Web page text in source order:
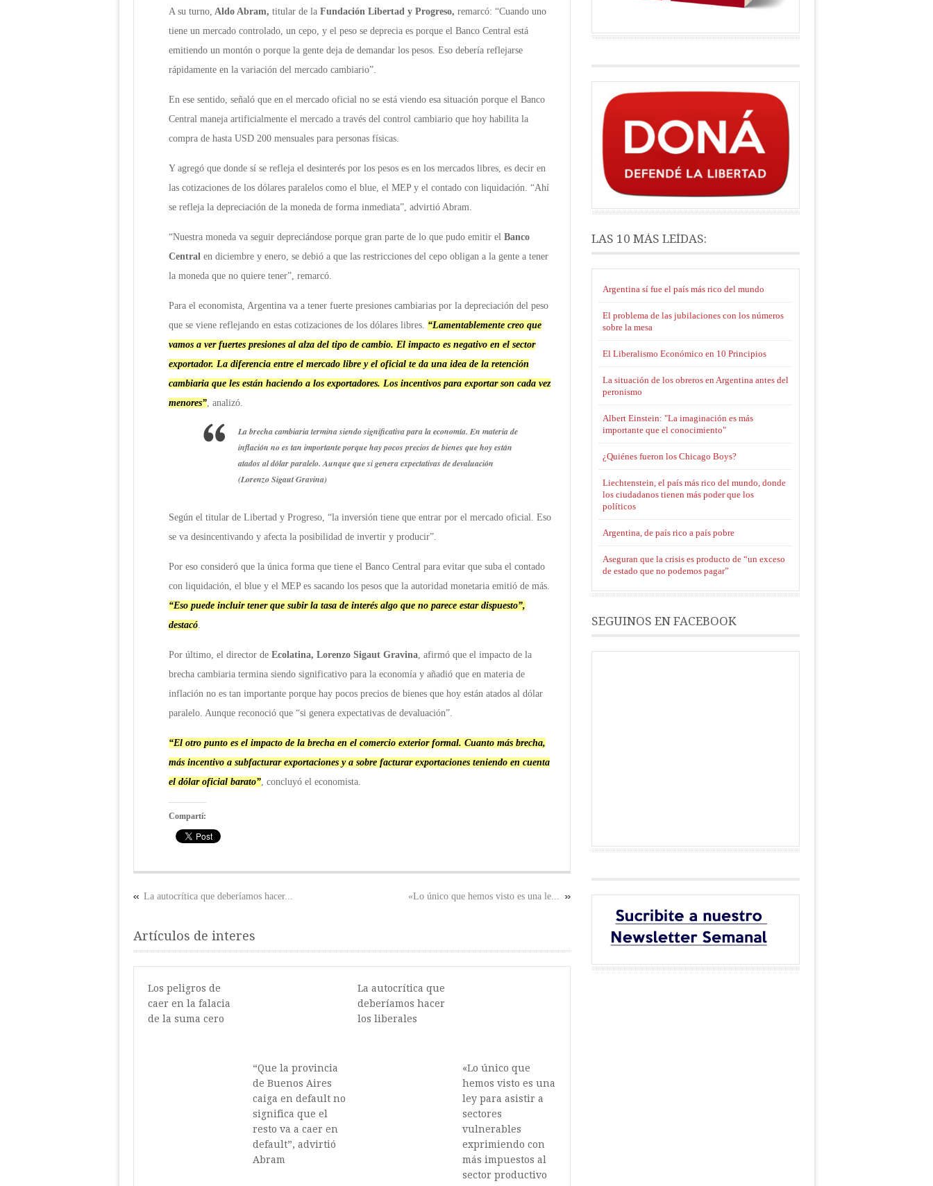
A su turno, Aldo Abram, titular de la Fundación Libertad y Progreso, remarcó: “Cuando uno
tiene un mercado controlado, un cepo, y el peso se deprecia es porque el Banco Central está
emitiendo un montón o porque la gente deja de demandar los pesos. Eso debería reflejarse
rápidamente en la variación del mercado cambiario”.
En ese sentido, señaló que en el mercado oficial no se está viendo esa situación porque el Banco
Central maneja artificialmente el mercado a través del control cambiario que hoy habilita la
compra de hasta USD 200 mensuales para personas físicas.
Y agregó que donde sí se refleja el desinterés por los pesos es en los mercados libres, es decir en
las cotizaciones de los dólares paralelos como el blue, el MEP y el contado con liquidación. “Ahí
se refleja la depreciación de la moneda de forma inmediata”, advirtió Abram.
“Nuestra moneda va seguir depreciándose porque gran parte de lo que pudo emitir el Banco
Central en diciembre y enero, se debió a que las restricciones del cepo obligan a la gente a tener
la moneda que no quiere tener”, remarcó.
Para el economista, Argentina va a tener fuerte presiones cambiarias por la depreciación del peso
que se viene reflejando en estas cotizaciones de los dólares libres. “Lamentablemente creo que
vamos a ver fuertes presiones al alza del tipo de cambio. El impacto es negativo en el sector
exportador. La diferencia entre el mercado libre y el oficial te da una idea de la retención
cambiaria que les están haciendo a los exportadores. Los incentivos para exportar son cada vez
menores”, analizó.
La brecha cambiaria termina siendo significativa para la economía. En materia de
inflación no es tan importante porque hay pocos precios de bienes que hoy están
atados al dólar paralelo. Aunque que si genera expectativas de devaluación
(Lorenzo Sigaut Gravina)
Según el titular de Libertad y Progreso, “la inversión tiene que entrar por el mercado oficial. Eso
se va desincentivando y afecta la posibilidad de invertir y producir”.
Por eso consideró que la única forma que tiene el Banco Central para evitar que suba el contado
con liquidación, el blue y el MEP es sacando los pesos que la autoridad monetaria emitió de más.
“Eso puede incluir tener que subir la tasa de interés algo que no parece estar dispuesto”,
destacó.
Por último, el director de Ecolatina, Lorenzo Sigaut Gravina, afirmó que el impacto de la
brecha cambiaria termina siendo significativo para la economía y añadió que en materia de
inflación no es tan importante porque hay pocos precios de bienes que hoy están atados al dólar
paralelo. Aunque reconoció que “si genera expectativas de devaluación”.
“El otro punto es el impacto de la brecha en el comercio exterior formal. Cuanto más brecha,
más incentivo a subfacturar exportaciones y a sobre facturar exportaciones teniendo en cuenta
el dólar oficial barato”, concluyó el economista.
Compartí:
«Lo único que hemos visto es una le...
La autocrítica que deberíamos hacer...
Artículos de interes
Los peligros de
caer en la falacia
de la suma cero
“Que la provincia
de Buenos Aires
caiga en default no
significa que el
resto va a caer en
default”, advirtió
Abram
La autocrítica que
deberíamos hacer
los liberales
«Lo único que
hemos visto es una
ley para asistir a
sectores
vulnerables
exprimiendo con
más impuestos al
sector productivo
LAS 10 MÁS LEÍDAS:
Argentina sí fue el país más rico del mundo
El problema de las jubilaciones con los números
sobre la mesa
El Liberalismo Económico en 10 Principios
La situación de los obreros en Argentina antes del
peronismo
Albert Einstein: "La imaginación es más
importante que el conocimiento"
¿Quiénes fueron los Chicago Boys?
Liechtenstein, el país más rico del mundo, donde
los ciudadanos tienen más poder que los
políticos
Argentina, de país rico a país pobre
Aseguran que la crisis es producto de “un exceso
de estado que no podemos pagar”
SEGUINOS EN FACEBOOK